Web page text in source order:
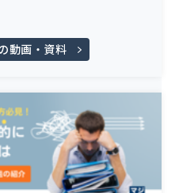
動画・資料